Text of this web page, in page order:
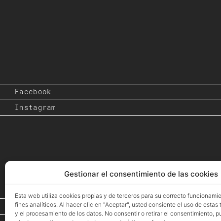
Gestionar el consentimiento de las cookies
Esta web utiliza cookies propias y de terceros para su correcto
fines analíticos. Al hacer clic en "Aceptar", usted consiente el uso de estas
y el procesamiento de los datos. No consentir o retirar el consentimiento,
Facebook
Instagram
Inicio